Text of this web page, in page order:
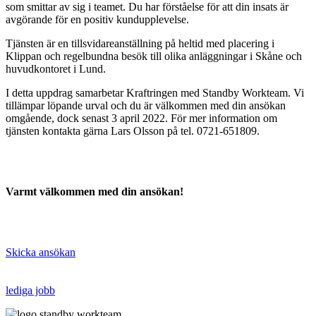
som smittar av sig i teamet. Du har förståelse för att din insats är
avgörande för en positiv kundupplevelse.
Tjänsten är en tillsvidareanställning på heltid med placering i
Klippan och regelbundna besök till olika anläggningar i Skåne och
huvudkontoret i Lund.
I detta uppdrag samarbetar Kraftringen med Standby Workteam. Vi
tillämpar löpande urval och du är välkommen med din ansökan
omgående, dock senast 3 april 2022. För mer information om
tjänsten kontakta gärna Lars Olsson på tel. 0721-651809.
Varmt välkommen med din ansökan!
Skicka ansökan
lediga jobb